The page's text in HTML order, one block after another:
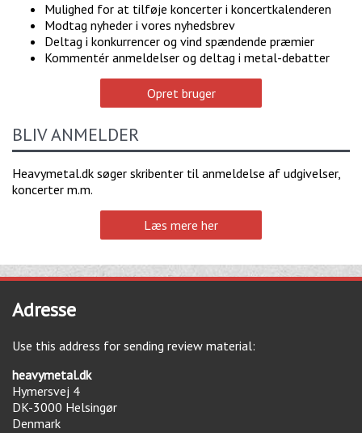
Mulighed for at tilføje koncerter i koncertkalenderen
Modtag nyheder i vores nyhedsbrev
Deltag i konkurrencer og vind spændende præmier
Kommentér anmeldelser og deltag i metal-debatter
Opret bruger
BLIV ANMELDER
Heavymetal.dk søger skribenter til anmeldelse af udgivelser,
koncerter m.m.
Læs mere her
Adresse
Use this address for sending review material:
heavymetal.dk
Hymersvej 4
DK-3000 Helsingør
Denmark